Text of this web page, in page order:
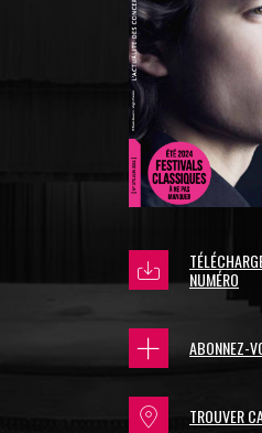
NUMÉRO
ABONNEZ-
TROUVER